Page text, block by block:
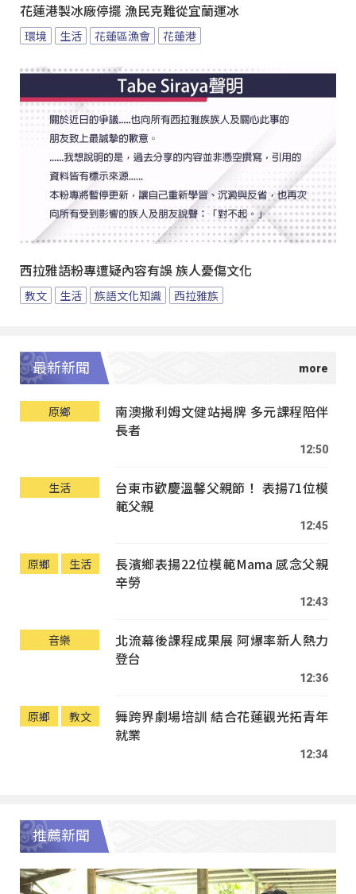
花蓮港製冰廠停擺 漁民克難從宜蘭運冰
環境 生活 花蓮區漁會 花蓮港
西拉雅語粉專遭疑內容有誤 族人憂傷文化
教文 生活 族語文化知識 西拉雅族
最新新聞
原鄉
南澳撒利姆文健站揭牌 多元課程陪伴
長者
12:50
生活
台東市歡慶溫馨父親節！ 表揚71位模
範父親
12:45
原鄉 生活
長濱鄉表揚22位模範Mama 感念父親
辛勞
12:43
音樂
北流幕後課程成果展 阿爆率新人熱力
登台
12:36
原鄉 教文
舞跨界劇場培訓 結合花蓮觀光拓青年
就業
12:34
推薦新聞